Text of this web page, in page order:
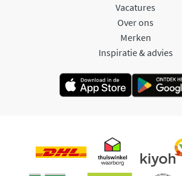
Vacatures
Over ons
Merken
Inspiratie & advies